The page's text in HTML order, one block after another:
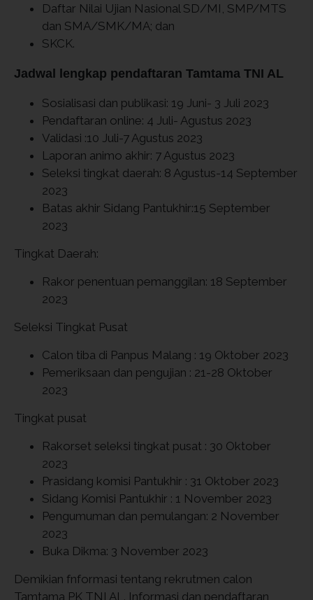
Daftar Nilai Ujian Nasional SD/MI, SMP/MTS
dan SMA/SMK/MA; dan
SKCK.
Jadwal lengkap pendaftaran Tamtama TNI AL
Sosialisasi dan publikasi: 19 Juni- 3 Juli 2023
Pendaftaran online: 4 Juli- Agustus 2023
Validasi :10 Juli-7 Agustus 2023
Laporan animo akhir: 7 Agustus 2023
Seleksi tingkat daerah: 8 Agustus-14 September
2023
Batas akhir Sidang Pantukhir:15 September
2023
Tingkat Daerah:
Rakor penentuan pemanggilan: 18 September
2023
Seleksi Tingkat Pusat
Calon tiba di Panpus Malang : 19 Oktober 2023
Pemeriksaan dan pengujian : 21-28 Oktober
2023
Tingkat pusat
Rakorset seleksi tingkat pusat : 30 Oktober
2023
Prasidang komisi Pantukhir : 31 Oktober 2023
Sidang Komisi Pantukhir : 1 November 2023
Pengumuman dan pemulangan: 2 November
2023
Buka Dikma: 3 November 2023
Demikian fnformasi tentang rekrutmen calon
Tamtama PK TNI AL. Informasi dan pendaftaran